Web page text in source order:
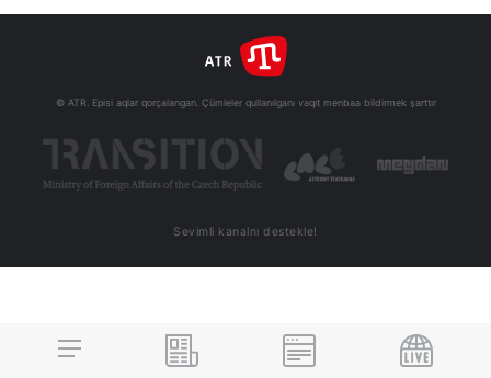
© ATR. Episi aqlar qorçalangan. Çümleler qullanılganı vaqıt menbaa bildirmek şarttır
Sevimli kanalnı destekle!